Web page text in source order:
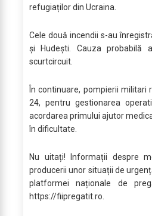
refugiaților din Ucraina.
Cele două incendii s-au
și Hudești. Cauza probabilă
scurtcircuit.
În continuare, pompierii
24, pentru gestionarea
acordarea primului ajutor
în dificultate.
Nu uitați! Informații despre
producerii unor situații de
platformei naționale de
https://fiipregatit.ro.